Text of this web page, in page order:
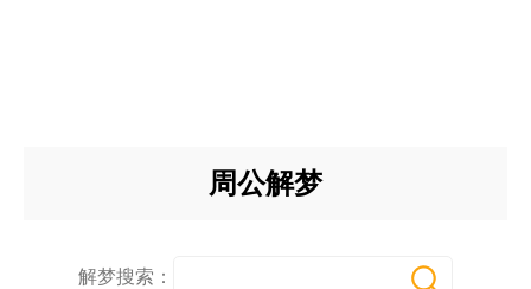
周公解梦
解梦搜索：